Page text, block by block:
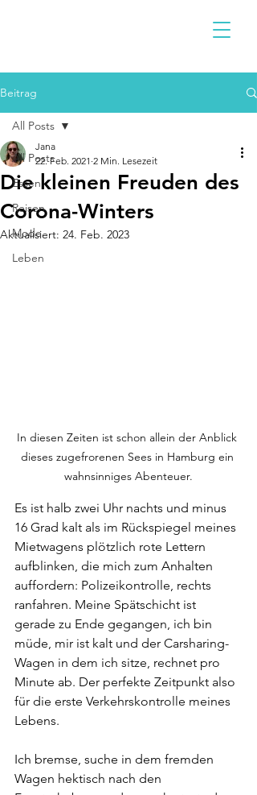
Beitrag
All Posts
Essen
Reisen
Mode
Leben
All Posts
Die kleinen Freuden des
Corona-Winters
Jana
22. Feb. 2021 2 Min. Lesezeit
Aktualisiert: 24. Feb. 2023
In diesen Zeiten ist schon allein der Anblick
dieses zugefrorenen Sees in Hamburg ein
wahnsinniges Abenteuer.
Es ist halb zwei Uhr nachts und minus
16 Grad kalt als im Rückspiegel meines
Mietwagens plötzlich rote Lettern
aufblinken, die mich zum Anhalten
auffordern: Polizeikontrolle, rechts
ranfahren. Meine Spätschicht ist
gerade zu Ende gegangen, ich bin
müde, mir ist kalt und der Carsharing-
Wagen in dem ich sitze, rechnet pro
Minute ab. Der perfekte Zeitpunkt also
für die erste Verkehrskontrolle meines
Lebens.
Ich bremse, suche in dem fremden
Wagen hektisch nach den